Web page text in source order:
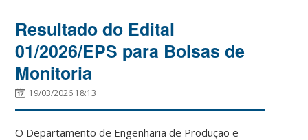
Resultado do Edital
01/2026/EPS para Bolsas de
Monitoria
19/03/2026 18:13
O Departamento de Engenharia de Produção e